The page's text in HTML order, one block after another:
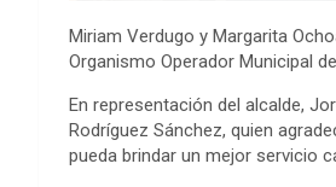
Miriam Verdugo y Margarita
Organismo Operador Municipal
En representación del alcalde,
Rodríguez Sánchez, quien
pueda brindar un mejor servicio